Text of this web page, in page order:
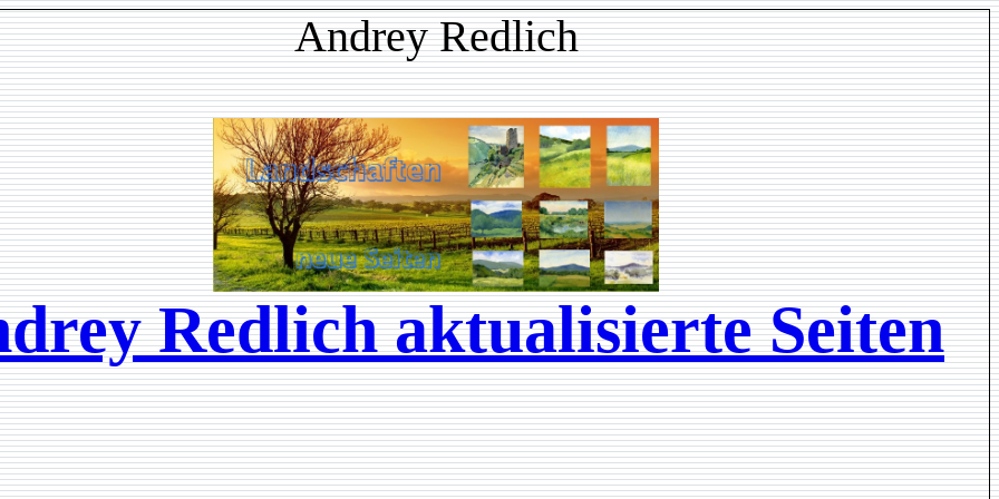
Andrey Redlich
Redlich aktualisierte Seiten